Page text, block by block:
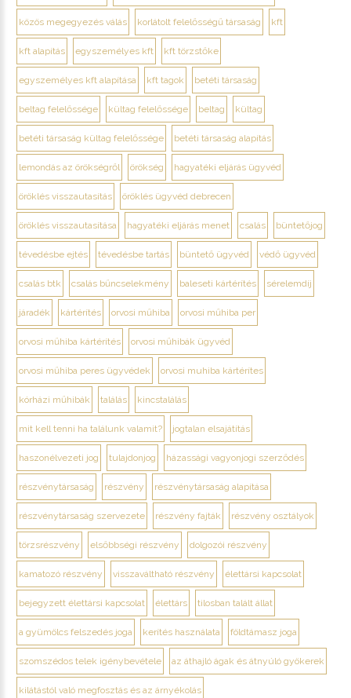
közös megegyezés válás korlátolt felelősségű társaság kft
kft alapítás egyszemélyes kft kft törzstőke
egyszemélyes kft alapítása kft tagok betéti társaság
beltag felelőssége kültag felelőssége beltag kültag
betéti társaság kültag felelőssége betéti társaság alapítás
lemondás az örökségről örökség hagyatéki eljárás ügyvéd
öröklés visszautasítás öröklés ügyvéd debrecen
öröklés visszautasítása hagyatéki eljárás menet csalás büntetőjog
tévedésbe ejtés tévedésbe tartás büntető ügyvéd védő ügyvéd
csalás btk csalás bűncselekmény baleseti kártérítés sérelemdíj
járadék kártérítés orvosi műhiba orvosi műhiba per
orvosi műhiba kártérítés orvosi műhibák ügyvéd
orvosi műhiba peres ügyvédek orvosi muhiba kártérítes
kórházi műhibák találás kincstalálás
mit kell tenni ha találunk valamit? jogtalan elsajátítás
haszonélvezeti jog tulajdonjog házassági vagyonjogi szerződés
részvénytársaság részvény részvénytársaság alapítása
részvénytársaság szervezete részvény fajták részvény osztályok
törzsrészvény elsőbbségi részvény dolgozói részvény
kamatozó részvény visszaváltható részvény élettársi kapcsolat
bejegyzett élettársi kapcsolat élettárs tilosban talált állat
a gyümölcs felszedés joga kerítés használata földtámasz joga
szomszédos telek igénybevétele az áthajló ágak és átnyúló gyökerek
kilátástól való megfosztás és az árnyékolás